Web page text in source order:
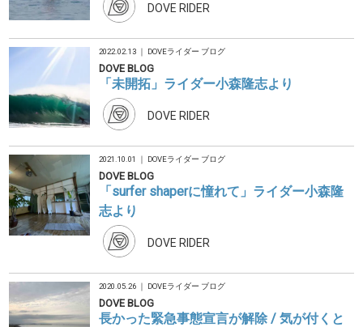
DOVE RIDER
2022.02.13 ｜ DOVEライダー ブログ
DOVE BLOG
「未開拓」ライダー小森隆志より
DOVE RIDER
2021.10.01 ｜ DOVEライダー ブログ
DOVE BLOG
「surfer shaperに憧れて」ライダー小森隆
志より
DOVE RIDER
2020.05.26 ｜ DOVEライダー ブログ
DOVE BLOG
長かった緊急事態宣言が解除 / 気が付くと